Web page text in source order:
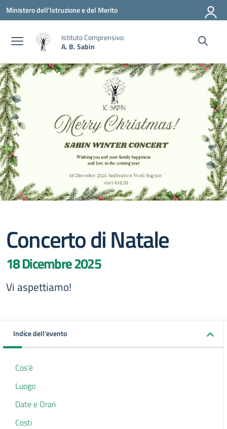
Vai ai contenuti
Vai al menu di navigazione
Vai al footer
Ministero dell'Istruzione e del Merito
Istituto Comprensivo
A. B. Sabin
Concerto di Natale
18 Dicembre 2025
Vi aspettiamo!
Indice dell'evento
Cos'è
Luogo
Date e Orari
Costi